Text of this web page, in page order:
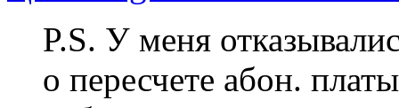
P.S. У меня
о пересчете абон.